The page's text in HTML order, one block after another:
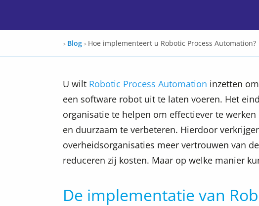
Docspro
> Blog > Hoe implementeert u Robotic Process Automation?
U wilt Robotic Process Automation inzetten
een software robot uit te laten voeren. Het
organisatie te helpen om effectiever te
en duurzaam te verbeteren. Hierdoor
overheidsorganisaties meer vertrouwen van
reduceren zij kosten. Maar op welke manier
De implementatie van